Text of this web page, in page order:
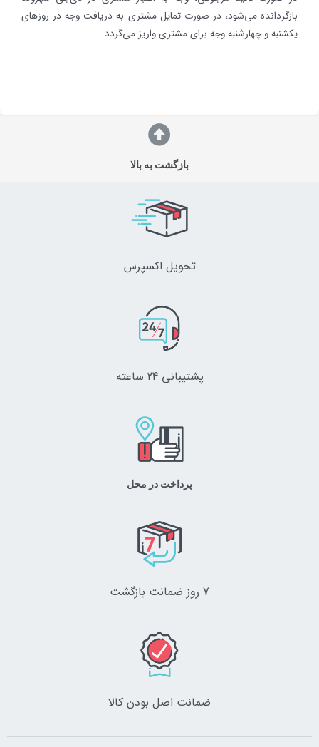
بازگردانده می‌شود، در صورت تمایل مشتری به دریافت وجه در روزهای
یکشنبه و چهارشنبه وجه برای مشتری واریز می‌گردد.
بازگشت به بالا
تحویل اکسپرس
پشتیبانی 24 ساعته
پرداخت در محل
7 روز ضمانت بازگشت
ضمانت اصل‌ بودن کالا